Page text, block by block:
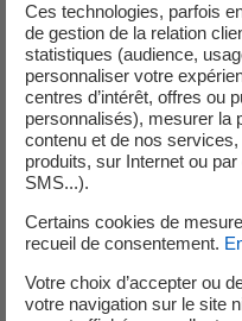
particuliers. En effet, ce
site EDF Pulse & You (
plateforme de co-
leur permet de contribuer
client du groupe EDF ou
devenue l'une des
innovation de France
plus de 8 000
EDF Pulse & You,
donc à l'avenir se
l'intermédiaire
Ces technologies, parfois
de gestion de la relation
statistiques (audience,
personnaliser votre
centres d’intérêt, offres ou
personnalisés), mesurer la
contenu et de nos
produits, sur Internet ou
SMS...).
Certains cookies de
recueil de consentement.
Votre choix d’accepter ou
votre navigation sur le site